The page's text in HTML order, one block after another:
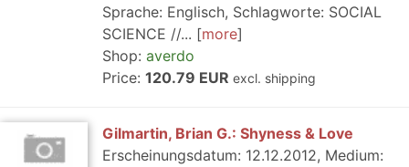
Sprache: Englisch, Schlagworte: SOCIAL
SCIENCE //...
more
Shop: averdo
Price: 120.79 EUR excl. shipping
Gilmartin, Brian G.: Shyness & Love
Erscheinungsdatum: 12.12.2012, Medium: